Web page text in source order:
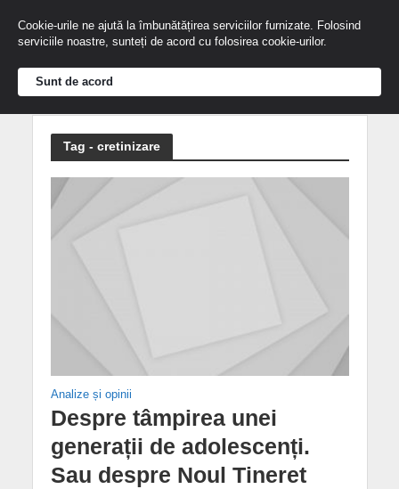
Tag - cretinizare
Analize și opinii
Despre tâmpirea unei
generații de adolescenți.
Sau despre Noul Tineret
Cookie-urile ne ajută la îmbunătățirea serviciilor furnizate. Folosind
serviciile noastre, sunteți de acord cu folosirea cookie-urilor.
Sunt de acord